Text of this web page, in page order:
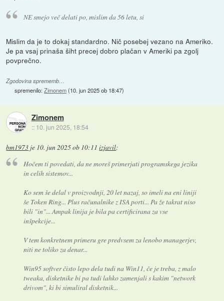
NE smejo več delati po, mislim da 56 letu, si
Mislim da je to dokaj standardno. Nič posebej vezano na Ameriko.
Je pa vsaj prinaša šiht precej dobro plačan v Ameriki pa zgolj
povprečno.
Zgodovina sprememb…
spremenilo:Zimonem(10. jun 2025 ob 18:47)
Zimonem
:: 10. jun 2025, 18:54
bm1973 je 10. jun 2025 ob 10:11 izjavil:
Hočem ti povedati, da ne moreš primerjati programskega jezika
in celih sistemov...
Ko sem še delal v proizvodnji, 20 let nazaj, so imeli na eni liniji
še Token Ring... Plus računalnike z ISA porti... Pa že takrat niso
bili "in"... Ampak linija je bila pa certificirana za vse
inšpekcije...
V tem konkretnem primeru gre predvsem za lenobo managerjev,
niti ne toliko za denar...
Win95 softver čisto lepo dela tudi na Win11, če je treba, z malo
tweaka, disketnike bi pa tudi lahko zamenjali s kakim "network
drivom", ki bi simuliral disketnik...